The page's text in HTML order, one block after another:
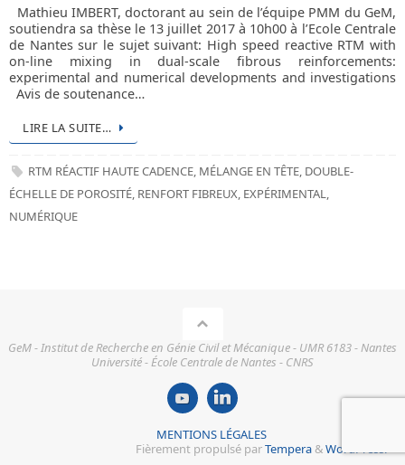
Mathieu IMBERT, doctorant au sein de l’équipe PMM du GeM,
soutiendra sa thèse le 13 juillet 2017 à 10h00 à l’Ecole Centrale
de Nantes sur le sujet suivant: High speed reactive RTM with
on-line mixing in dual-scale fibrous reinforcements:
experimental and numerical developments and investigations
Avis de soutenance…
LIRE LA SUITE…
RTM RÉACTIF HAUTE CADENCE, MÉLANGE EN TÊTE, DOUBLE-
ÉCHELLE DE POROSITÉ, RENFORT FIBREUX, EXPÉRIMENTAL,
NUMÉRIQUE
GeM - Institut de Recherche en Génie Civil et Mécanique - UMR 6183 - Nantes
Université - École Centrale de Nantes - CNRS
MENTIONS LÉGALES
Fièrement propulsé parTempera &WordPress.